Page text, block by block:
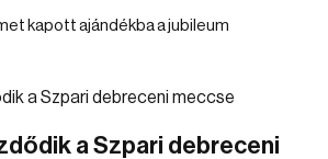
kapott ajándékba a jubileum
a Szpari debreceni